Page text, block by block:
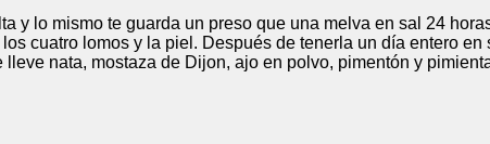
y lo mismo te guarda un preso que una melva en sal 24
cuatro lomos y la piel. Después de tenerla un día entero en
nata, mostaza de Dijon, ajo en polvo, pimentón y